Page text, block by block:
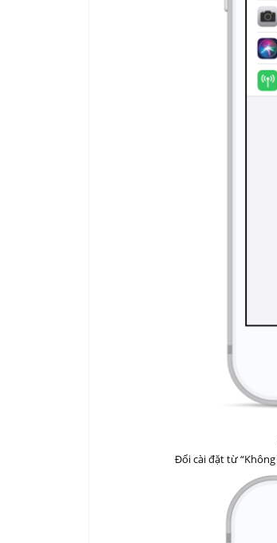
Đổi cài đặt từ